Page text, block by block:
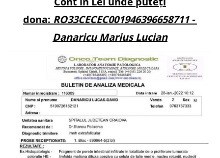
dona: RO33CECEC001946396658711 -
Danaricu Marius Lucian